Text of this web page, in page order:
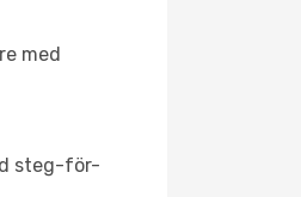
med
steg-för-